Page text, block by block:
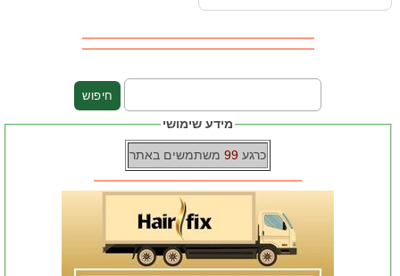
מידע שימושי
כרגע 99משתמשים באתר